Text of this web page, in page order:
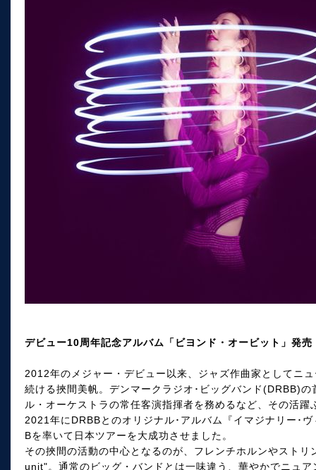
デビュー10周年記念アルバム「ビヨンド・オービット」発売
2012年のメジャー・デビュー以来、ジャズ作曲家としてニ
続ける挾間美帆。デンマークラジオ･ビッグバンド(DRBB)
ル・オーケストラの常任客演指揮者を務めるなど、その活
2021年にDRBBとのオリジナル･アルバム『イマジナリー･
Bを率いて日本ツアーを大成功させました。
その挾間の活動の中心となるのが、フレンチホルンやスト
unit"。通常のビッグ・バンドとは一味違う、華やかでニュ